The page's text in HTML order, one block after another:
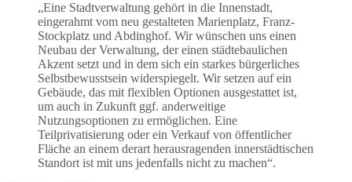
„Eine Stadtverwaltung gehört in die Innenstadt,
eingerahmt vom neu gestalteten Marienplatz, Franz-
Stockplatz und Abdinghof. Wir wünschen uns einen
Neubau der Verwaltung, der einen städtebaulichen
Akzent setzt und in dem sich ein starkes bürgerliches
Selbstbewusstsein widerspiegelt. Wir setzen auf ein
Gebäude, das mit flexiblen Optionen ausgestattet ist,
um auch in Zukunft ggf. anderweitige
Nutzungsoptionen zu ermöglichen. Eine
Teilprivatisierung oder ein Verkauf von öffentlicher
Fläche an einem derart herausragenden innerstädtischen
Standort ist mit uns jedenfalls nicht zu machen“.